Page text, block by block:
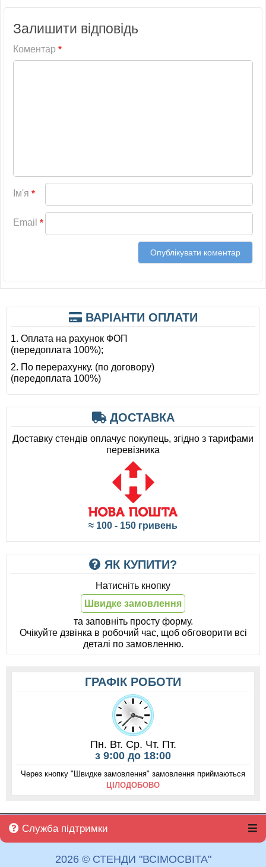
Залишити відповідь
Коментар *
Ім'я *
Email *
ВАРІАНТИ ОПЛАТИ
1. Оплата на рахунок ФОП
(передоплата 100%);
2. По перерахунку. (по договору)
(передоплата 100%)
ДОСТАВКА
Доставку стендів оплачує покупець, згідно з тарифами
перевізника
≈ 100 - 150 гривень
ЯК КУПИТИ?
Натисніть кнопку
Швидке замовлення
та заповніть просту форму.
Очікуйте дзвінка в робочий час, щоб обговорити всі
деталі по замовленню.
ГРАФІК РОБОТИ
Пн. Вт. Ср. Чт. Пт.
з 9:00 до 18:00
Через кнопку "Швидке замовлення" замовлення приймаються
ЦІЛОДОБОВО
Служба підтримки
2026 © СТЕНДИ "ВСІМОСВІТА"